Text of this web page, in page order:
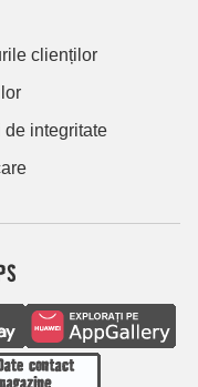
clienților
de integritate